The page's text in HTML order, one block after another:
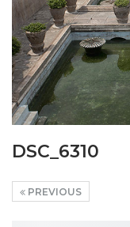
DSC_6310
PREVIOUS